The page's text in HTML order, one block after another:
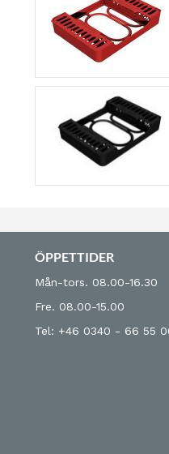
ÖPPETTIDER
Mån-tors. 08.00-16.30
Fre. 08.00-15.00
Tel: +46 0340 - 66 55